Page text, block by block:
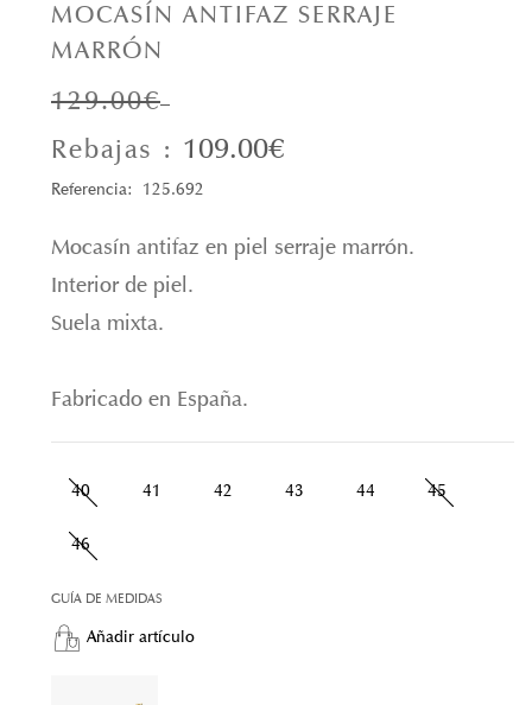
MOCASÍN ANTIFAZ SERRAJE
MARRÓN
129.00€
Rebajas : 109.00€
Referencia: 125.692
Mocasín antifaz en piel serraje marrón.
Interior de piel.
Suela mixta.
Fabricado en España.
40 41 42 43 44 45
46
GUÍA DE MEDIDAS
Añadir artículo